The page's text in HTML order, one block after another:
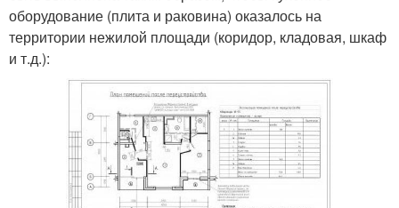
оборудование (плита и раковина) оказалось на
территории нежилой площади (коридор, кладовая, шкаф
и т.д.):